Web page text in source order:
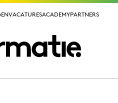
VACATURESACADEMYPARTNERS
VACATURESACADEMYPARTNERS